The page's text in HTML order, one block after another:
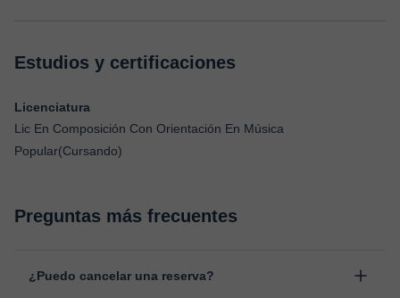
Estudios y certificaciones
Licenciatura
Lic En Composición Con Orientación En Música
Popular(Cursando)
Preguntas más frecuentes
¿Puedo cancelar una reserva?